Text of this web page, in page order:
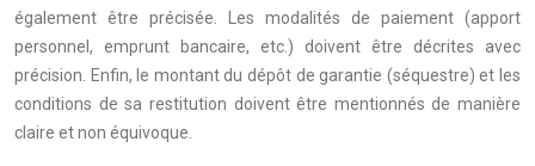
également être précisée. Les modalités de paiement (apport
personnel, emprunt bancaire, etc.) doivent être décrites avec
précision. Enfin, le montant du dépôt de garantie (séquestre) et les
conditions de sa restitution doivent être mentionnés de manière
claire et non équivoque.